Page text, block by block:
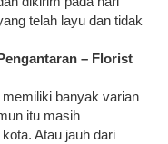
telah layu dan tidak
– Florist
banyak varian
itu masih
Atau jauh dari